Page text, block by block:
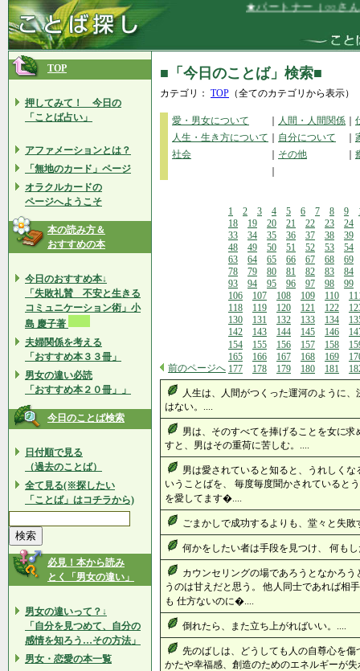
★パートナー（○○さん）
TOP
押してみて！ 今日の
「ことば占い」
アファメーションとは？
「無地のカード」ページ
オラクルカードの
ページへようこそ
本の読み方＆
おすすめの本
今日のおすすめ本↓
「失敗礼賛 不安と生きる
コミュニケーション術」小
島 慶子著
夫婦関係を考える
「おすすめ本３３冊」
男女の違い必読
「おすすめ本２０冊」」
今日のことば検索
日付順で見る
（過去のことば）
全て見る(※探したい
「ことば」はコチラから)
必見！本から読み
とく「男女の違い」
男女の違いって？↓
「自分を見つめて、自分の
感情を知ろう…その方法」
男女・恋愛の本一覧
■「今日のことば」検索■
カテゴリ： TOP （全てのカテゴリから表示）
愛・男女について 人間・人間関係
人生・生き方について
自分について
社会
その他
前のページへ
1 2 3 4 5 6 7 8 9
18
19 20 21 22 23
24
33
34 35 36 37 38
39
48
49 50 51 52 53
54
63
64 65 66 67 68
69
78
79 80 81 82 83
84
93
94 95 96 97 98
99
106
107 108 109 110
118
119 120 121 122
130
131 132 133 134
142
143 144 145 146
154
155 156 157 158
165
166 167 168 169
177
178 179 180 181
人生は、人間がつくった運河のように
はない。....
男は、そのすべてを捧げることを女に
すと、男はその重荷に苦しむ。....
男は愛されていると知ると、うれしく
いうことばを、 毎度毎度聞かされていると
を愛してます�....
ごまかしで成功するよりも、堂々と失
何かをしたい者は手段を見つけ、 何も
カウンセリングの場であろうとなかろ
うのは甘えだと思う。 他人同士であれば相
も 仕方ないのに�....
倒れたら、また立ち上がればいい。....
先のばしは、どうしても人の自尊心を
かたや幸福感、創造のためのエネルギーが